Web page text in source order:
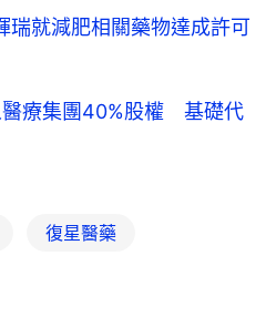
就減肥相關藥物達成許可
醫療集團40%股權 基礎代
復星醫藥